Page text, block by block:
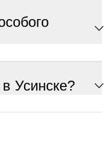
Усинске?